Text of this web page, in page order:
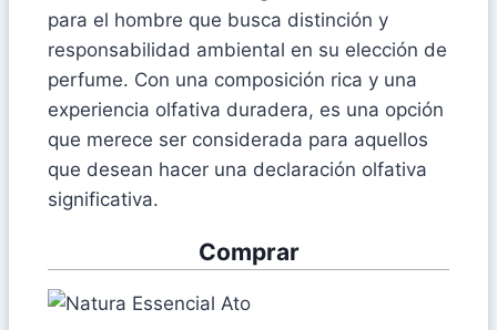
para el hombre que busca distinción y
responsabilidad ambiental en su elección de
perfume. Con una composición rica y una
experiencia olfativa duradera, es una opción
que merece ser considerada para aquellos
que desean hacer una declaración olfativa
significativa.
Comprar